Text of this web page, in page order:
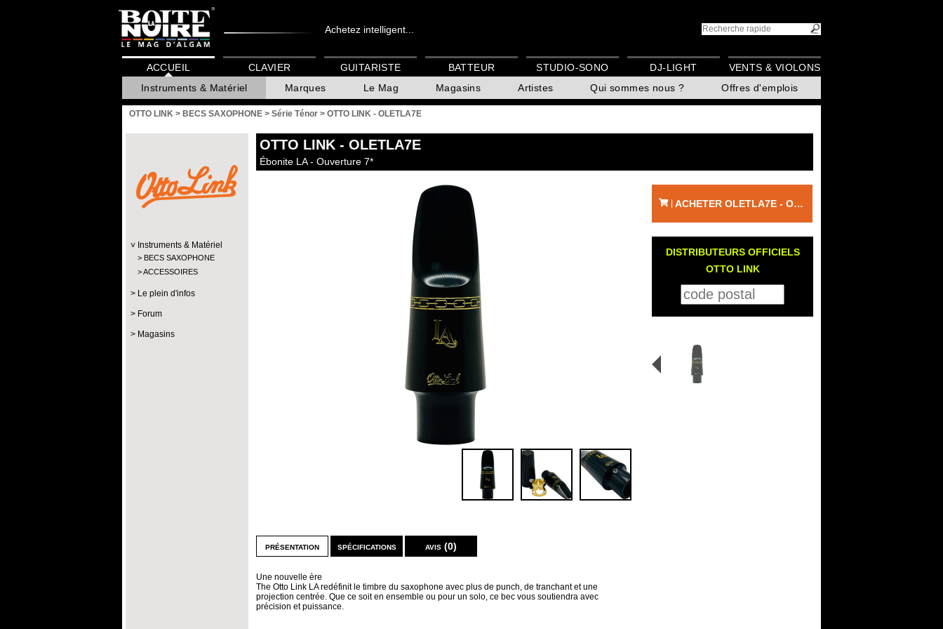
Achetez intelligent...
ACCUEIL
Instruments & Matériel
Marques Le Mag Magasins Artistes Qui sommes nous ? Offres d'emplois
CLAVIER GUITARISTE BATTEUR STUDIO-SONO DJ-LIGHT VENTS & VIOLONS
OTTO LINK > BECS SAXOPHONE > Série Ténor > OTTO LINK - OLETLA7E
Instruments & Matériel
BECS SAXOPHONE
ACCESSOIRES
Le plein d'infos
Forum
Magasins
OTTO LINK - OLETLA7E
Ébonite LA - Ouverture 7*
présentation
Une nouvelle ère
The Otto Link LA redéfinit le timbre du saxophone avec plus de punch, de tranchant et une
projection centrée. Que ce soit en ensemble ou pour un solo, ce bec vous soutiendra avec
précision et puissance.
spécifications avis (0)
ACHETER OLETLA7E - OTTO LINK
DISTRIBUTEURS OFFICIELS
OTTO LINK